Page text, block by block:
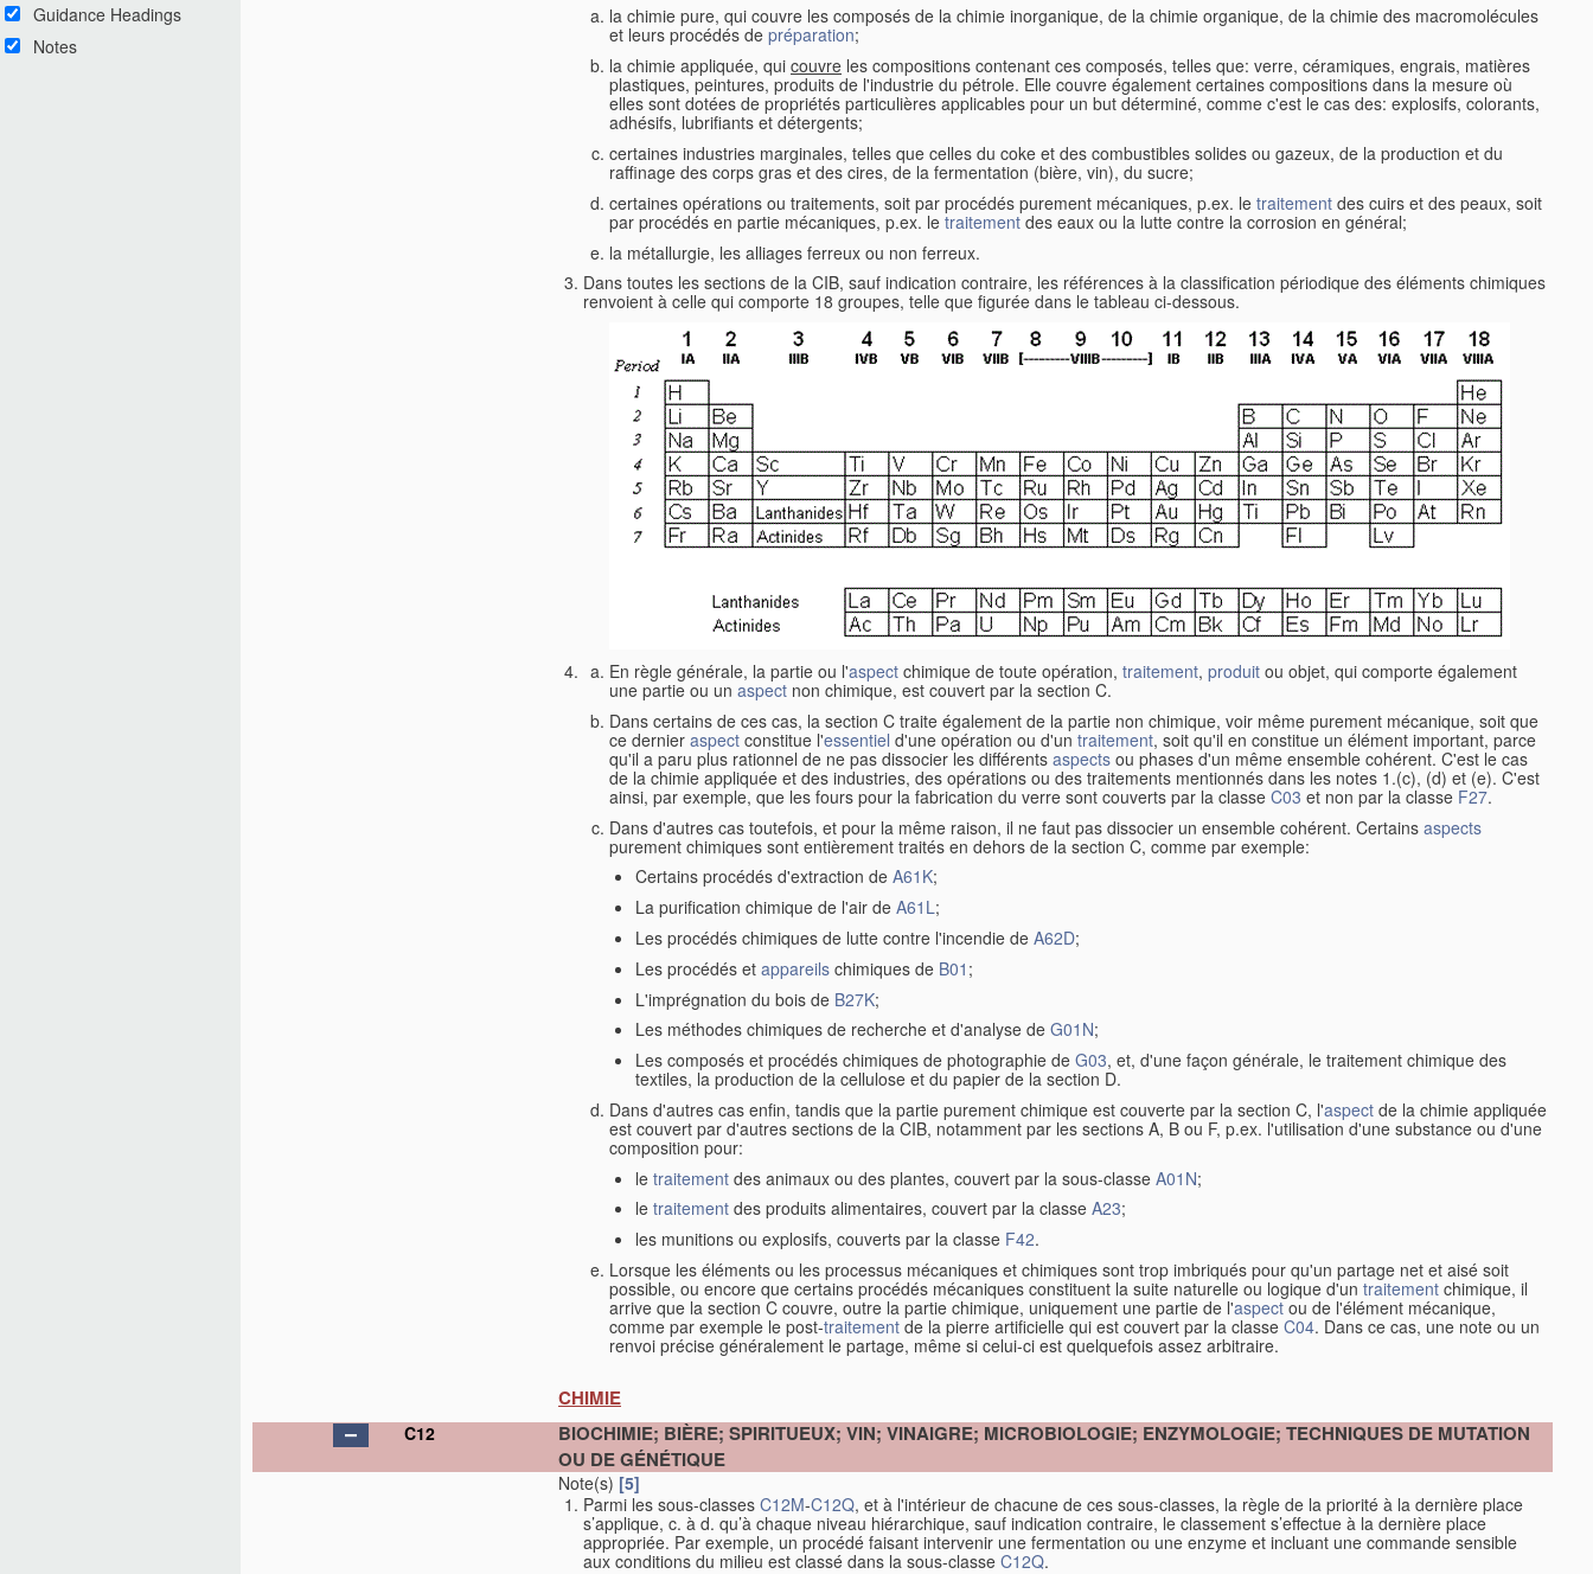
Guidance Headings
Notes
la chimie pure, qui couvre les composés de la chimie inorganique, de la chimie organique, de la chimie des macromolécules
et leurs procédés de préparation;
la chimie appliquée, qui couvre les compositions contenant ces composés, telles que: verre, céramiques, engrais, matières
plastiques, peintures, produits de l'industrie du pétrole. Elle couvre également certaines compositions dans la mesure où
elles sont dotées de propriétés particulières applicables pour un but déterminé, comme c'est le cas des: explosifs, colorants,
adhésifs, lubrifiants et détergents;
certaines industries marginales, telles que celles du coke et des combustibles solides ou gazeux, de la production et du
raffinage des corps gras et des cires, de la fermentation (bière, vin), du sucre;
certaines opérations ou traitements, soit par procédés purement mécaniques, p.ex. le traitement des cuirs et des peaux, soit
par procédés en partie mécaniques, p.ex. le traitementdes eaux ou la lutte contre la corrosion en général;
la métallurgie, les alliages ferreux ou non ferreux.
Dans toutes les sections de la CIB, sauf indication contraire, les références à la classification périodique des éléments chimiques
renvoient à celle qui comporte 18 groupes, telle que figurée dans le tableau ci-dessous.
En règle générale, la partie ou l'aspect chimique de toute opération, traitement, produit ou objet, qui comporte également
une partie ou un aspect non chimique, est couvert par la section C.
Dans certains de ces cas, la section C traite également de la partie non chimique, voir même purement mécanique, soit que
ce dernier aspect constitue l'essentiel d'une opération ou d'un traitement, soit qu'il en constitue un élément important, parce
qu'il a paru plus rationnel de ne pas dissocier les différents aspects ou phases d'un même ensemble cohérent. C'est le cas
de la chimie appliquée et des industries, des opérations ou des traitements mentionnés dans les notes 1.(c), (d) et (e). C'est
ainsi, par exemple, que les fours pour la fabrication du verre sont couverts par la classe C03 et non par la classe F27.
Dans d'autres cas toutefois, et pour la même raison, il ne faut pas dissocier un ensemble cohérent. Certains aspects
purement chimiques sont entièrement traités en dehors de la section C, comme par exemple:
Certains procédés d'extraction de A61K;
La purification chimique de l'air de A61L;
Les procédés chimiques de lutte contre l'incendie de A62D;
Les procédés et appareils chimiques de B01 ;
L'imprégnation du bois de B27K;
Les méthodes chimiques de recherche et d'analyse de G01N;
Les composés et procédés chimiques de photographie de G03, et, d'une façon générale, le traitement chimique des
textiles, la production de la cellulose et du papier de la section D.
Dans d'autres cas enfin, tandis que la partie purement chimique est couverte par la section C, l'aspect de la chimie appliquée
est couvert par d'autres sections de la CIB, notamment par les sections A, B ou F, p.ex. l'utilisation d'une substance ou d'une
composition pour:
le traitement des animaux ou des plantes, couvert par la sous-classe A01N;
le traitement des produits alimentaires, couvert par la classe A23;
les munitions ou explosifs, couverts par la classe F42.
Lorsque les éléments ou les processus mécaniques et chimiques sont trop imbriqués pour qu'un partage net et aisé soit
possible, ou encore que certains procédés mécaniques constituent la suite naturelle ou logique d'un traitement chimique, il
arrive que la section C couvre, outre la partie chimique, uniquement une partie de l'aspect ou de l'élément mécanique,
comme par exemple le post-traitement de la pierre artificielle qui est couvert par la classe C04. Dans ce cas, une note ou un
renvoi précise généralement le partage, même si celui-ci est quelquefois assez arbitraire.
CHIMIE
C12
BIOCHIMIE; BIÈRE; SPIRITUEUX; VIN; VINAIGRE; MICROBIOLOGIE; ENZYMOLOGIE; TECHNIQUES DE MUTATION
OU DE GÉNÉTIQUE
Note(s) [5]
Parmi les sous-classes C12M-C12Q, et à l'intérieur de chacune de ces sous-classes, la règle de la priorité à la dernière place
s’applique, c. à d. qu’à chaque niveau hiérarchique, sauf indication contraire, le classement s’effectue à la dernière place
appropriée. Par exemple, un procédé faisant intervenir une fermentation ou une enzyme et incluant une commande sensible
aux conditions du milieu est classé dans la sous-classe C12Q.